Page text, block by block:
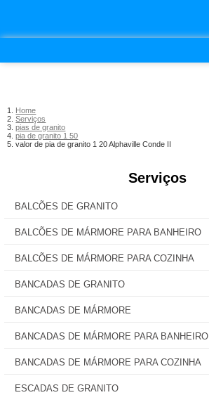
Home
Serviços
pias de granito
pia de granito 1 50
valor de pia de granito 1 20 Alphaville Conde II
Serviços
BALCÕES DE GRANITO
BALCÕES DE MÁRMORE PARA BANHEIRO
BALCÕES DE MÁRMORE PARA COZINHA
BANCADAS DE GRANITO
BANCADAS DE MÁRMORE
BANCADAS DE MÁRMORE PARA BANHEIRO
BANCADAS DE MÁRMORE PARA COZINHA
ESCADAS DE GRANITO